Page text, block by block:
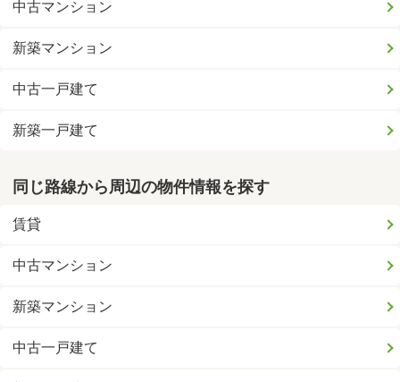
中古マンション
新築マンション
中古一戸建て
新築一戸建て
同じ路線から周辺の物件情報を探す
賃貸
中古マンション
新築マンション
中古一戸建て